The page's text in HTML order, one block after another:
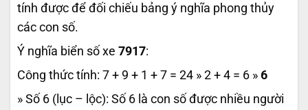
tính được để đối chiếu bảng ý nghĩa phong thủy
các con số.
Ý nghĩa biển số xe 7917:
Công thức tính: 7 + 9 + 1 + 7 = 24 » 2 + 4 = 6 » 6
» Số 6 (lục – lộc): Số 6 là con số được nhiều người